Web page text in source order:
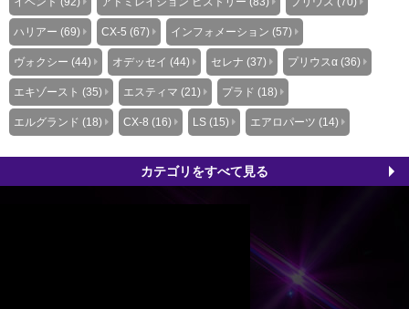
ハリアー (69) CX-5 (67) インフォメーション (57)
ヴォクシー (44) オデッセイ (44) セレナ (37) プリウスα (36)
エキゾースト (35) エスティマ (21) プラド (18)
エルグランド (18) CX-8 (16) LS (15) エアロパーツ (14)
カテゴリをすべて見る